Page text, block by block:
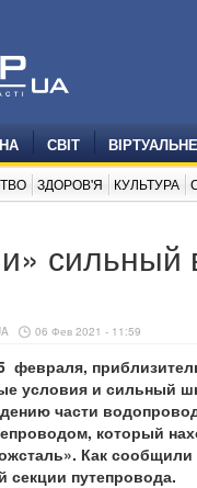
СВІТ
ЗДОРОВ'Я КУЛЬТУРА
сильный
06 Фев 2021 - 11:59
февраля,
условия и сильный
части
который
Как
путепровода.